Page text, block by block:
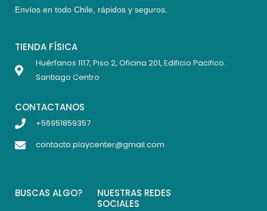
Envíos en todo Chile, rápidos y seguros.
TIENDA FÍSICA
Huérfanos 1117, Piso 2, Oficina 201, Edificio Pacifico.
Santiago Centro
CONTACTANOS
+56951859357
contacto.playcenter@gmail.com
BUSCAS ALGO?
NUESTRAS REDES
SOCIALES